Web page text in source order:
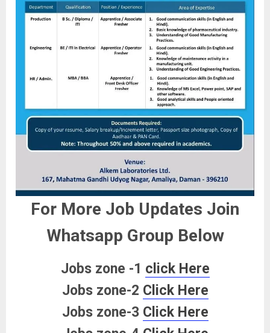
For More Job Updates Join
Whatsapp Group Below
Jobs zone -1 click Here
Jobs zone-2 Click Here
Jobs zone-3 Click Here